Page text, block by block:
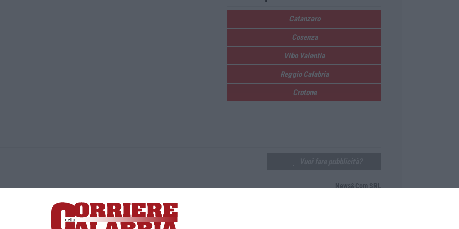
Catanzaro
Cosenza
Vibo Valentia
Reggio Calabria
Crotone
Lamezia Terme (CZ)
responsabile Paola Militano |Privacy
News&Com SRL